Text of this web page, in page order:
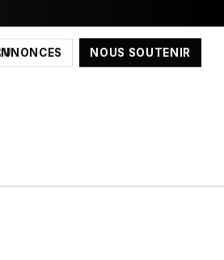
NOUS SOUTENIR